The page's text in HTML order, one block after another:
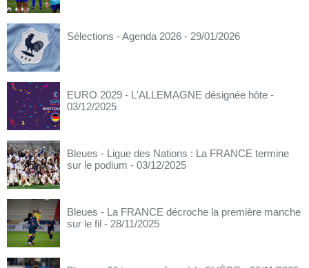
Sélections - Agenda 2026 - 29/01/2026
EURO 2029 - L'ALLEMAGNE désignée hôte -
03/12/2025
Bleues - Ligue des Nations : La FRANCE termine
sur le podium - 03/12/2025
Bleues - La FRANCE décroche la première manche
sur le fil - 28/11/2025